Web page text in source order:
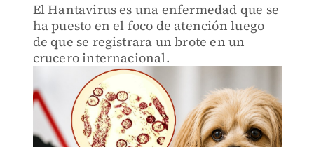
El Hantavirus es una enfermedad que se
ha puesto en el foco de atención luego
de que se registrara un brote en un
crucero internacional.